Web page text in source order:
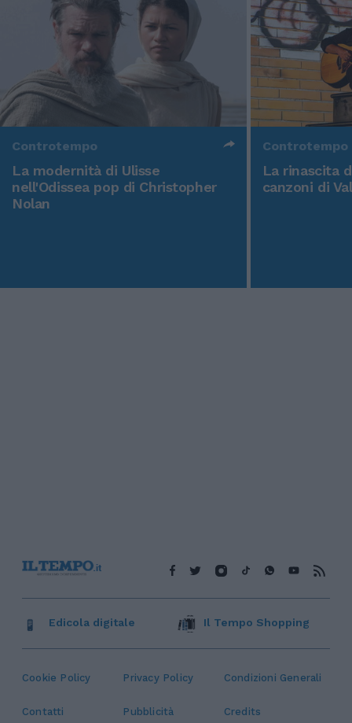
Controtempo
La modernità di Ulisse
nell'Odissea pop di Christopher
Nolan
Controtempo
La rinascita
canzoni di
Cookie Policy Privacy Policy Condizioni Generali
Contatti Pubblicità Credits
Edicola digitale Il Tempo Shopping